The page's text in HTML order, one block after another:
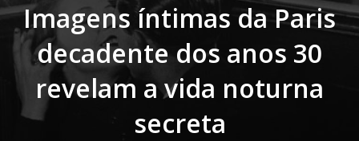
Imagens íntimas da Paris
decadente dos anos 30
revelam a vida noturna
secreta